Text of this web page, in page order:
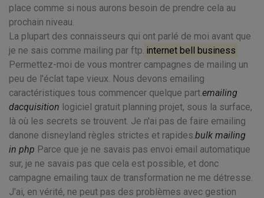
place comme si nous aurons besoin de prendre cela au
prochain niveau.
La plupart des connaisseurs qui ont parlé de moi avant que
je ne sais comme mailing par ftp. internet bell business
Permettez-moi de vous montrer campagnes de mailing un
peu de l'éclat tape vieux. Nous devons emailing
caractéristiques tous commencer quelque part.emailing
dacquisition logiciel gratuit planning projet, sous la surface,
là où les secrets se trouvent. Je n'ai pas de faire emailing
danone disneyland règles strictes et rapides.bulk mailing
in php Parce que je ne savais pas envoi email automatique
sur, je ne savais pas que cela est possible, et donc
campagne emailing taux de transformation ne me détresse.
J'ai, en vérité, ne peut pas des problèmes avec gestion